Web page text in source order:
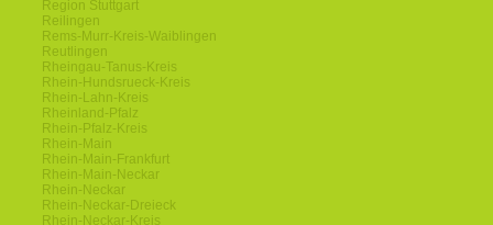
Region Stuttgart
Reilingen
Rems-Murr-Kreis-Waiblingen
Reutlingen
Rheingau-Tanus-Kreis
Rhein-Hundsrueck-Kreis
Rhein-Lahn-Kreis
Rheinland-Pfalz
Rhein-Pfalz-Kreis
Rhein-Main
Rhein-Main-Frankfurt
Rhein-Main-Neckar
Rhein-Neckar
Rhein-Neckar-Dreieck
Rhein-Neckar-Kreis